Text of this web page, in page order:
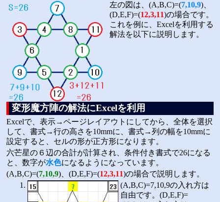
左の図は、(A,B,C)=(7,10,9)、
(D,E,F)=(12,3,11)の場合です。
これを例に、Excelを利用する
解法を以下に説明します。
変形魔方陣の解法にExcelを利用
Excelで、表示→ページレイアウトにしてから、全体を選択
して、書式→行の高さを10mmに、書式→列の幅を10mmに
設定すると、セルの形が正方形になります。
六芒星の６辺の合計が計算され、条件付き書式で26になる
と、数字が水色になるようになっています。
(A,B,C)=(7,10,9)、(D,E,F)=(12,3,11)の場合で説明します。
(A,B,C)=7,10,9の入れ方は
自由です。(D,E,F)=